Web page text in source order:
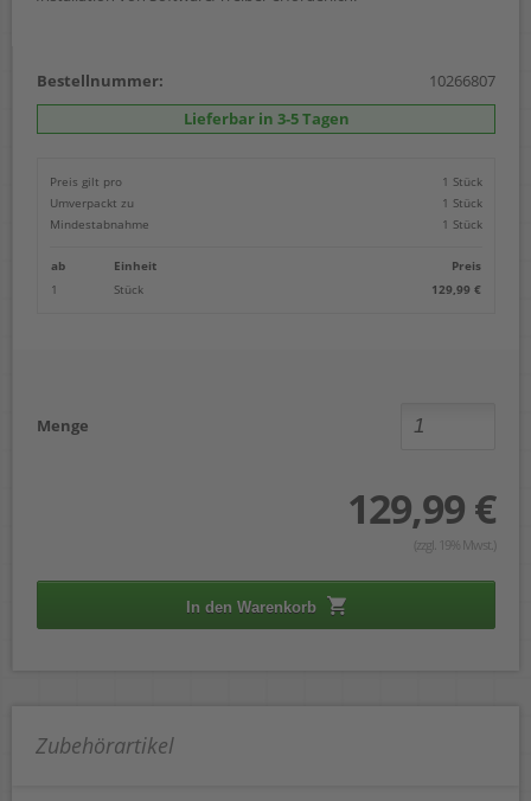
Bestellnummer:
10266807
Lieferbar in 3-5 Tagen
Preis gilt pro
1 Stück
Umverpackt zu
1 Stück
Mindestabnahme
1 Stück
ab Einheit
Preis
1
Stück 129,99 €
Menge
129,99 €
(zzgl. 19% Mwst.)
In den Warenkorb
Zubehörartikel